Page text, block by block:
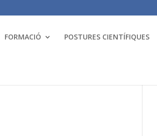
FORMACIÓ POSTURES CIENTÍFIQUES